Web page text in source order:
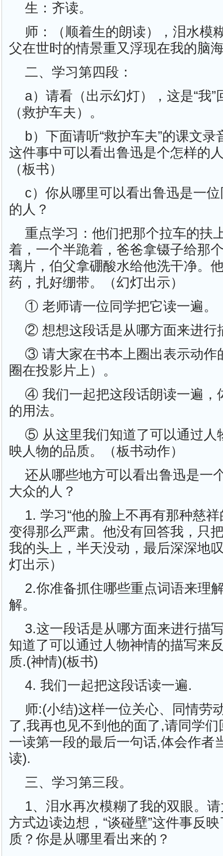
生：齐读。
师：（顺着生的朗读），泪水模
父在世时的情景重又浮现在我的脑
二、学习第四段：
a）请看（出示幻灯），这是“我
（救护车夫）。
b）下面请听“救护车夫”的课文
这件事中可以看出鲁迅是个怎样的
（板书）
c）你从哪里可以看出鲁迅是一
的人？
重点学习：他们把那个拉车的扶
着，一个半跪着，爸爸拿镊子给那
璃片，伯父拿硼酸水给他洗干净。
药，扎好绷带。（幻灯出示）
① 老师请一位同学把它读一遍。
② 想想这段话是从哪方面来进行
③ 请大家在书本上圈出表示动作
圈在投影片上）。
④ 我们一起把这段话朗读一遍，
的用法。
⑤ 从这里我们知道了可以通过人
映人物的品质。（板书动作）
还从哪些地方可以看出鲁迅是一
大众的人？
1. 学习“他的脸上不再有那种慈
变得那么严肃。他没有回答我，只
我的头上，半天没动，最后深深地
灯出示）
2.你准备抓住哪些重点词语来理
解。
3.这一段话是从哪方面来进行描
知道了可以通过人物神情的描写来
质.(神情)(板书)
4. 我们一起把这段话读一遍.
师:(小结)这样一位关心、同情劳
了,我再也见不到他的面了,请同学
一读第一段的最后一句话,体会作者
读).
三、学习第三段。
1、泪水再次模糊了我的双眼。
方式边读边想，“谈碰壁”这件事反
质？你是从哪里看出来的？